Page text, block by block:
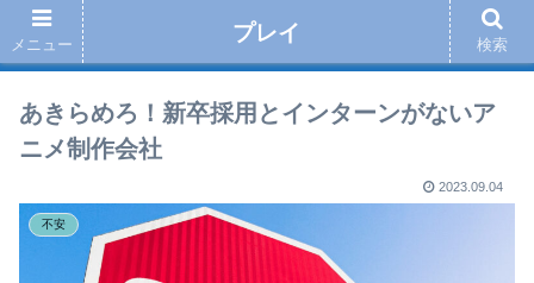
あきらめろ！新卒採用とインターンがないア
ニメ制作会社
2023.09.04
不安
メニュー プレイ 検索